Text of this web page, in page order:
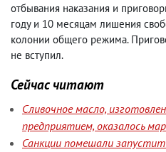
отбывания наказания и
году и 10 месяцам лишения
колонии общего режима.
не вступил.
Сейчас читают
Сливочное масло,
предприятием, оказалось
Санкции помешали